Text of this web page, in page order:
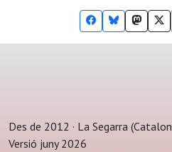
Des de 2012 · La Segarra
Versió juny 2026